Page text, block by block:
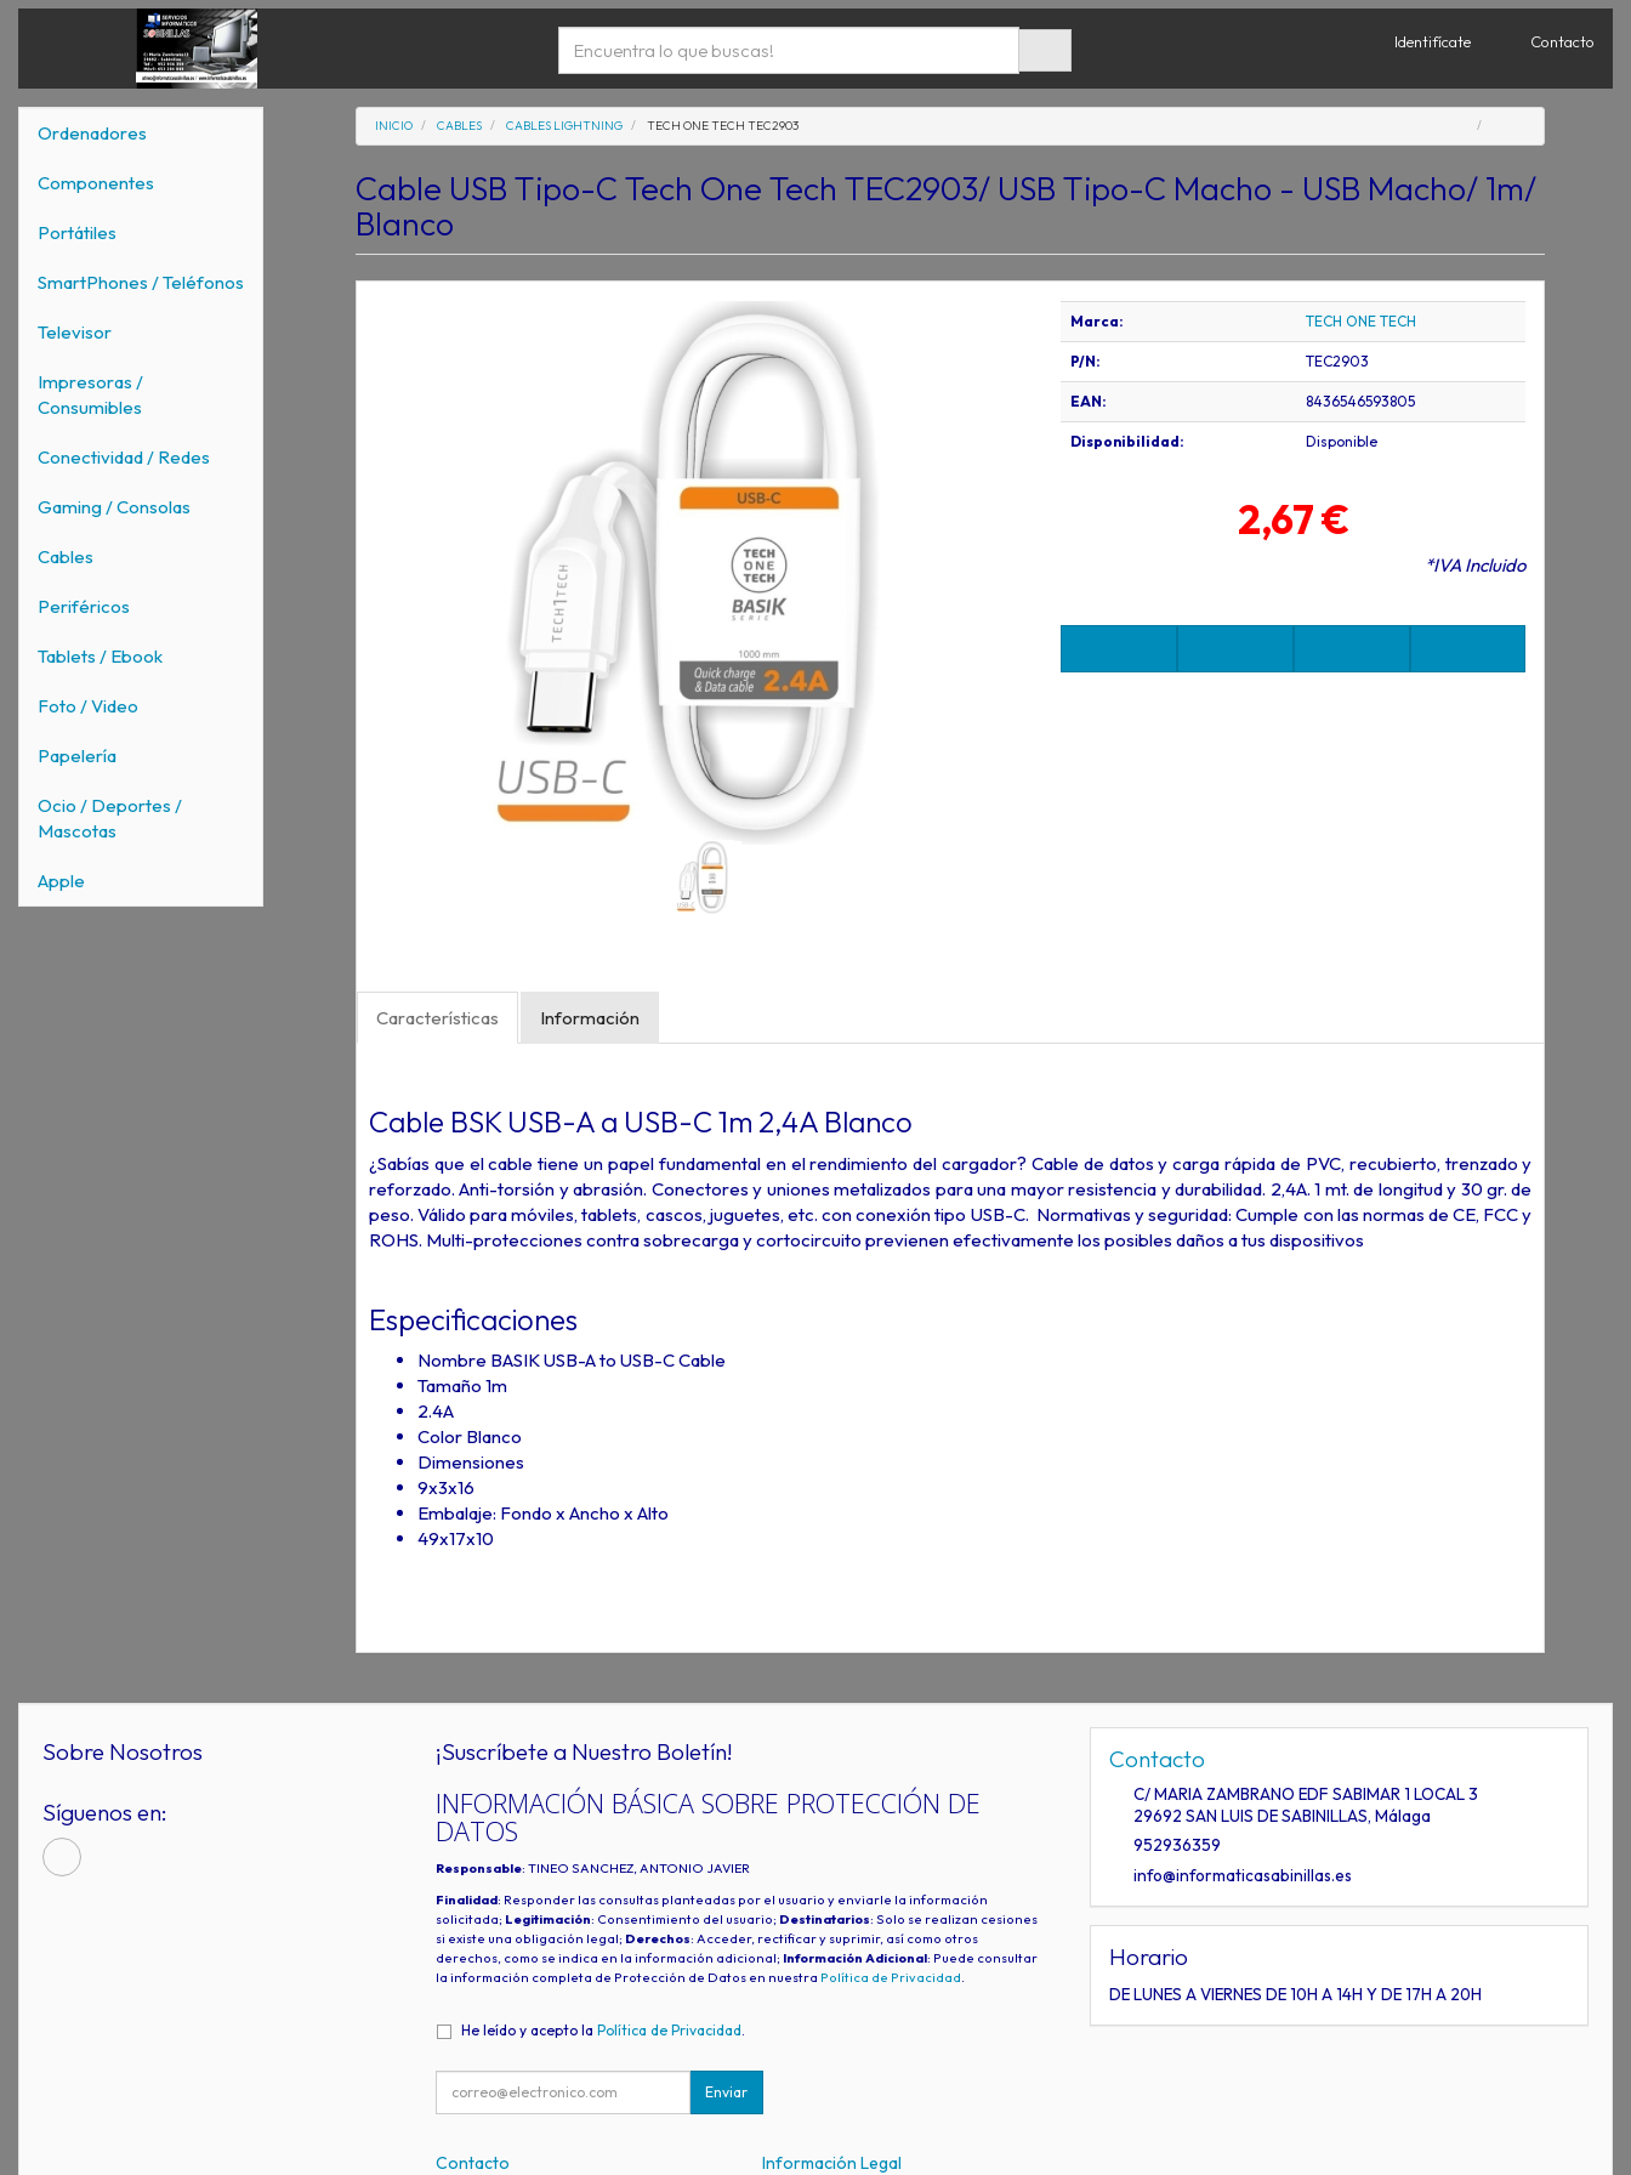
Identifícate Contacto
Ordenadores
Componentes
Portátiles
SmartPhones / Teléfonos
Televisor
Impresoras /
Consumibles
Conectividad / Redes
Gaming / Consolas
Cables
Periféricos
Tablets / Ebook
Foto / Video
Papelería
Ocio / Deportes /
Mascotas
Apple
INICIO CABLES CABLES LIGHTNING TECH ONE TECH TEC2903
Cable USB Tipo-C Tech One Tech TEC2903/ USB Tipo-C Macho - USB Macho/ 1m/
Blanco
Marca: TECH ONE TECH
P/N: TEC2903
EAN: 8436546593805
Disponibilidad: Disponible
2,67 €
*IVA Incluido
Características Información
Cable BSK USB-A a USB-C 1m 2,4A Blanco
¿Sabías que el cable tiene un papel fundamental en el rendimiento del cargador? Cable de datos y carga rápida de PVC, recubierto, trenzado y
reforzado. Anti-torsión y abrasión. Conectores y uniones metalizados para una mayor resistencia y durabilidad. 2,4A. 1 mt. de longitud y 30 gr. de
peso. Válido para móviles, tablets, cascos, juguetes, etc. con conexión tipo USB-C. Normativas y seguridad: Cumple con las normas de CE, FCC y
ROHS. Multi-protecciones contra sobrecarga y cortocircuito previenen efectivamente los posibles daños a tus dispositivos
Especificaciones
Nombre BASIK USB-A to USB-C Cable
Tamaño 1m
2.4A
Color Blanco
Dimensiones
9x3x16
Embalaje: Fondo x Ancho x Alto
49x17x10
Sobre Nosotros
Síguenos en:
¡Suscríbete a Nuestro Boletín!
INFORMACIÓN BÁSICA SOBRE PROTECCIÓN DE
DATOS
Responsable: TINEO SANCHEZ, ANTONIO JAVIER
Finalidad: Responder las consultas planteadas por el usuario y enviarle la información
solicitada; Legitimación: Consentimiento del usuario; Destinatarios: Solo se realizan cesiones
si existe una obligación legal; Derechos: Acceder, rectificar y suprimir, así como otros
derechos, como se indica en la información adicional; Información Adicional: Puede consultar
la información completa de Protección de Datos en nuestra Política de Privacidad.
He leído y acepto la Política de Privacidad
Enviar
Contacto Información Legal
Contacto
C/ MARIA ZAMBRANO EDF SABIMAR 1 LOCAL 3
29692 SAN LUIS DE SABINILLAS, Málaga
952936359
info@informaticasabinillas.es
Horario
DE LUNES A VIERNES DE 10H A 14H Y DE 17H A 20H